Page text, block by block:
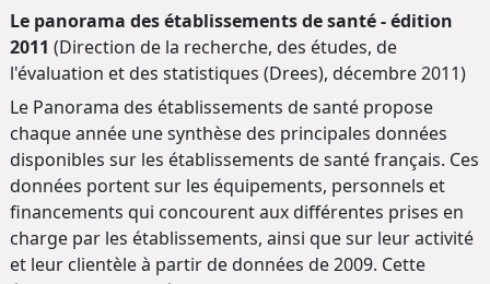
Le panorama des établissements de santé - édition
2011 (Direction de la recherche, des études, de
l'évaluation et des statistiques (Drees), décembre 2011)
Le Panorama des établissements de santé propose
chaque année une synthèse des principales données
disponibles sur les établissements de santé français. Ces
données portent sur les équipements, personnels et
financements qui concourent aux différentes prises en
charge par les établissements, ainsi que sur leur activité
et leur clientèle à partir de données de 2009. Cette